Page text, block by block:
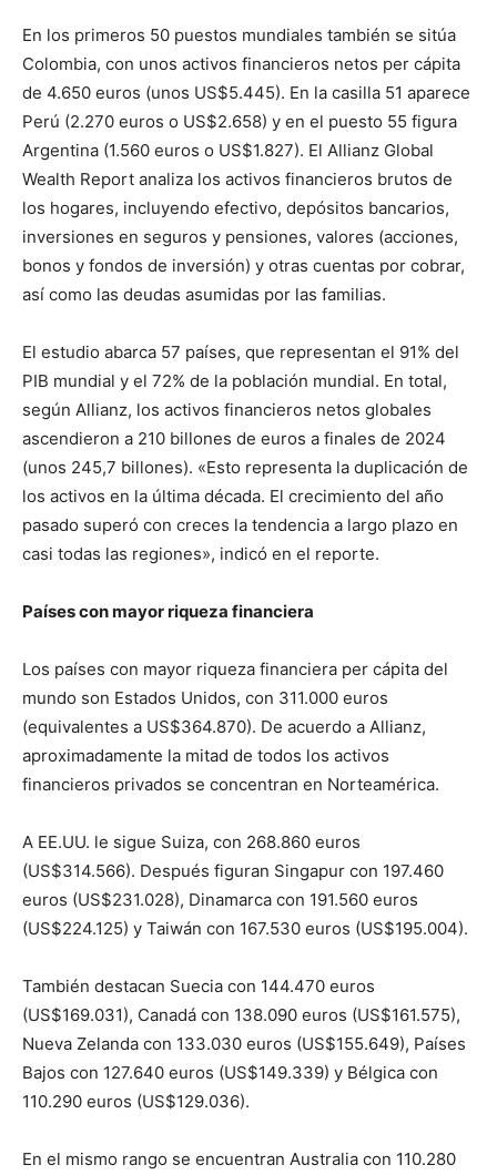
En los primeros 50 puestos mundiales también se sitúa
Colombia, con unos activos financieros netos per cápita
de 4.650 euros (unos US$5.445). En la casilla 51 aparece
Perú (2.270 euros o US$2.658) y en el puesto 55 figura
Argentina (1.560 euros o US$1.827). El Allianz Global
Wealth Report analiza los activos financieros brutos de
los hogares, incluyendo efectivo, depósitos bancarios,
inversiones en seguros y pensiones, valores (acciones,
bonos y fondos de inversión) y otras cuentas por cobrar,
así como las deudas asumidas por las familias.
El estudio abarca 57 países, que representan el 91% del
PIB mundial y el 72% de la población mundial. En total,
según Allianz, los activos financieros netos globales
ascendieron a 210 billones de euros a finales de 2024
(unos 245,7 billones). «Esto representa la duplicación de
los activos en la última década. El crecimiento del año
pasado superó con creces la tendencia a largo plazo en
casi todas las regiones», indicó en el reporte.
Países con mayor riqueza financiera
Los países con mayor riqueza financiera per cápita del
mundo son Estados Unidos, con 311.000 euros
(equivalentes a US$364.870). De acuerdo a Allianz,
aproximadamente la mitad de todos los activos
financieros privados se concentran en Norteamérica.
A EE.UU. le sigue Suiza, con 268.860 euros
(US$314.566). Después figuran Singapur con 197.460
euros (US$231.028), Dinamarca con 191.560 euros
(US$224.125) y Taiwán con 167.530 euros (US$195.004).
También destacan Suecia con 144.470 euros
(US$169.031), Canadá con 138.090 euros (US$161.575),
Nueva Zelanda con 133.030 euros (US$155.649), Países
Bajos con 127.640 euros (US$149.339) y Bélgica con
110.290 euros (US$129.036).
En el mismo rango se encuentran Australia con 110.280